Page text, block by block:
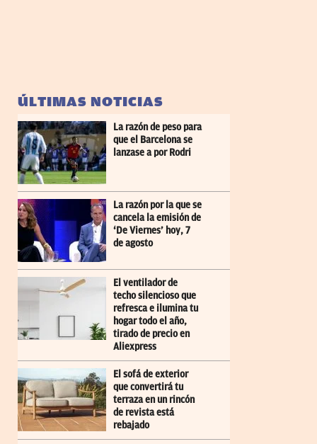
ÚLTIMAS NOTICIAS
La razón de peso para
que el Barcelona se
lanzase a por Rodri
La razón por la que se
cancela la emisión de
‘De Viernes’ hoy, 7
de agosto
El ventilador de
techo silencioso que
refresca e ilumina tu
hogar todo el año,
tirado de precio en
Aliexpress
El sofá de exterior
que convertirá tu
terraza en un rincón
de revista está
rebajado